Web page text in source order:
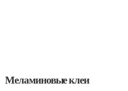
Меламиновые клеи